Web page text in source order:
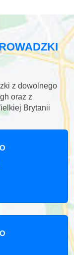
z dowolnego
oraz z
Brytanii